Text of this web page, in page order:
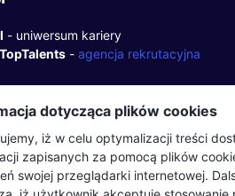
- uniwersum kariery
TopTalents - agencja rekrutacyjna
Warszawa
dotycząca plików cookies
iż w celu optymalizacji treści
zapisanych za pomocą plików
swojej przeglądarki internetowej.